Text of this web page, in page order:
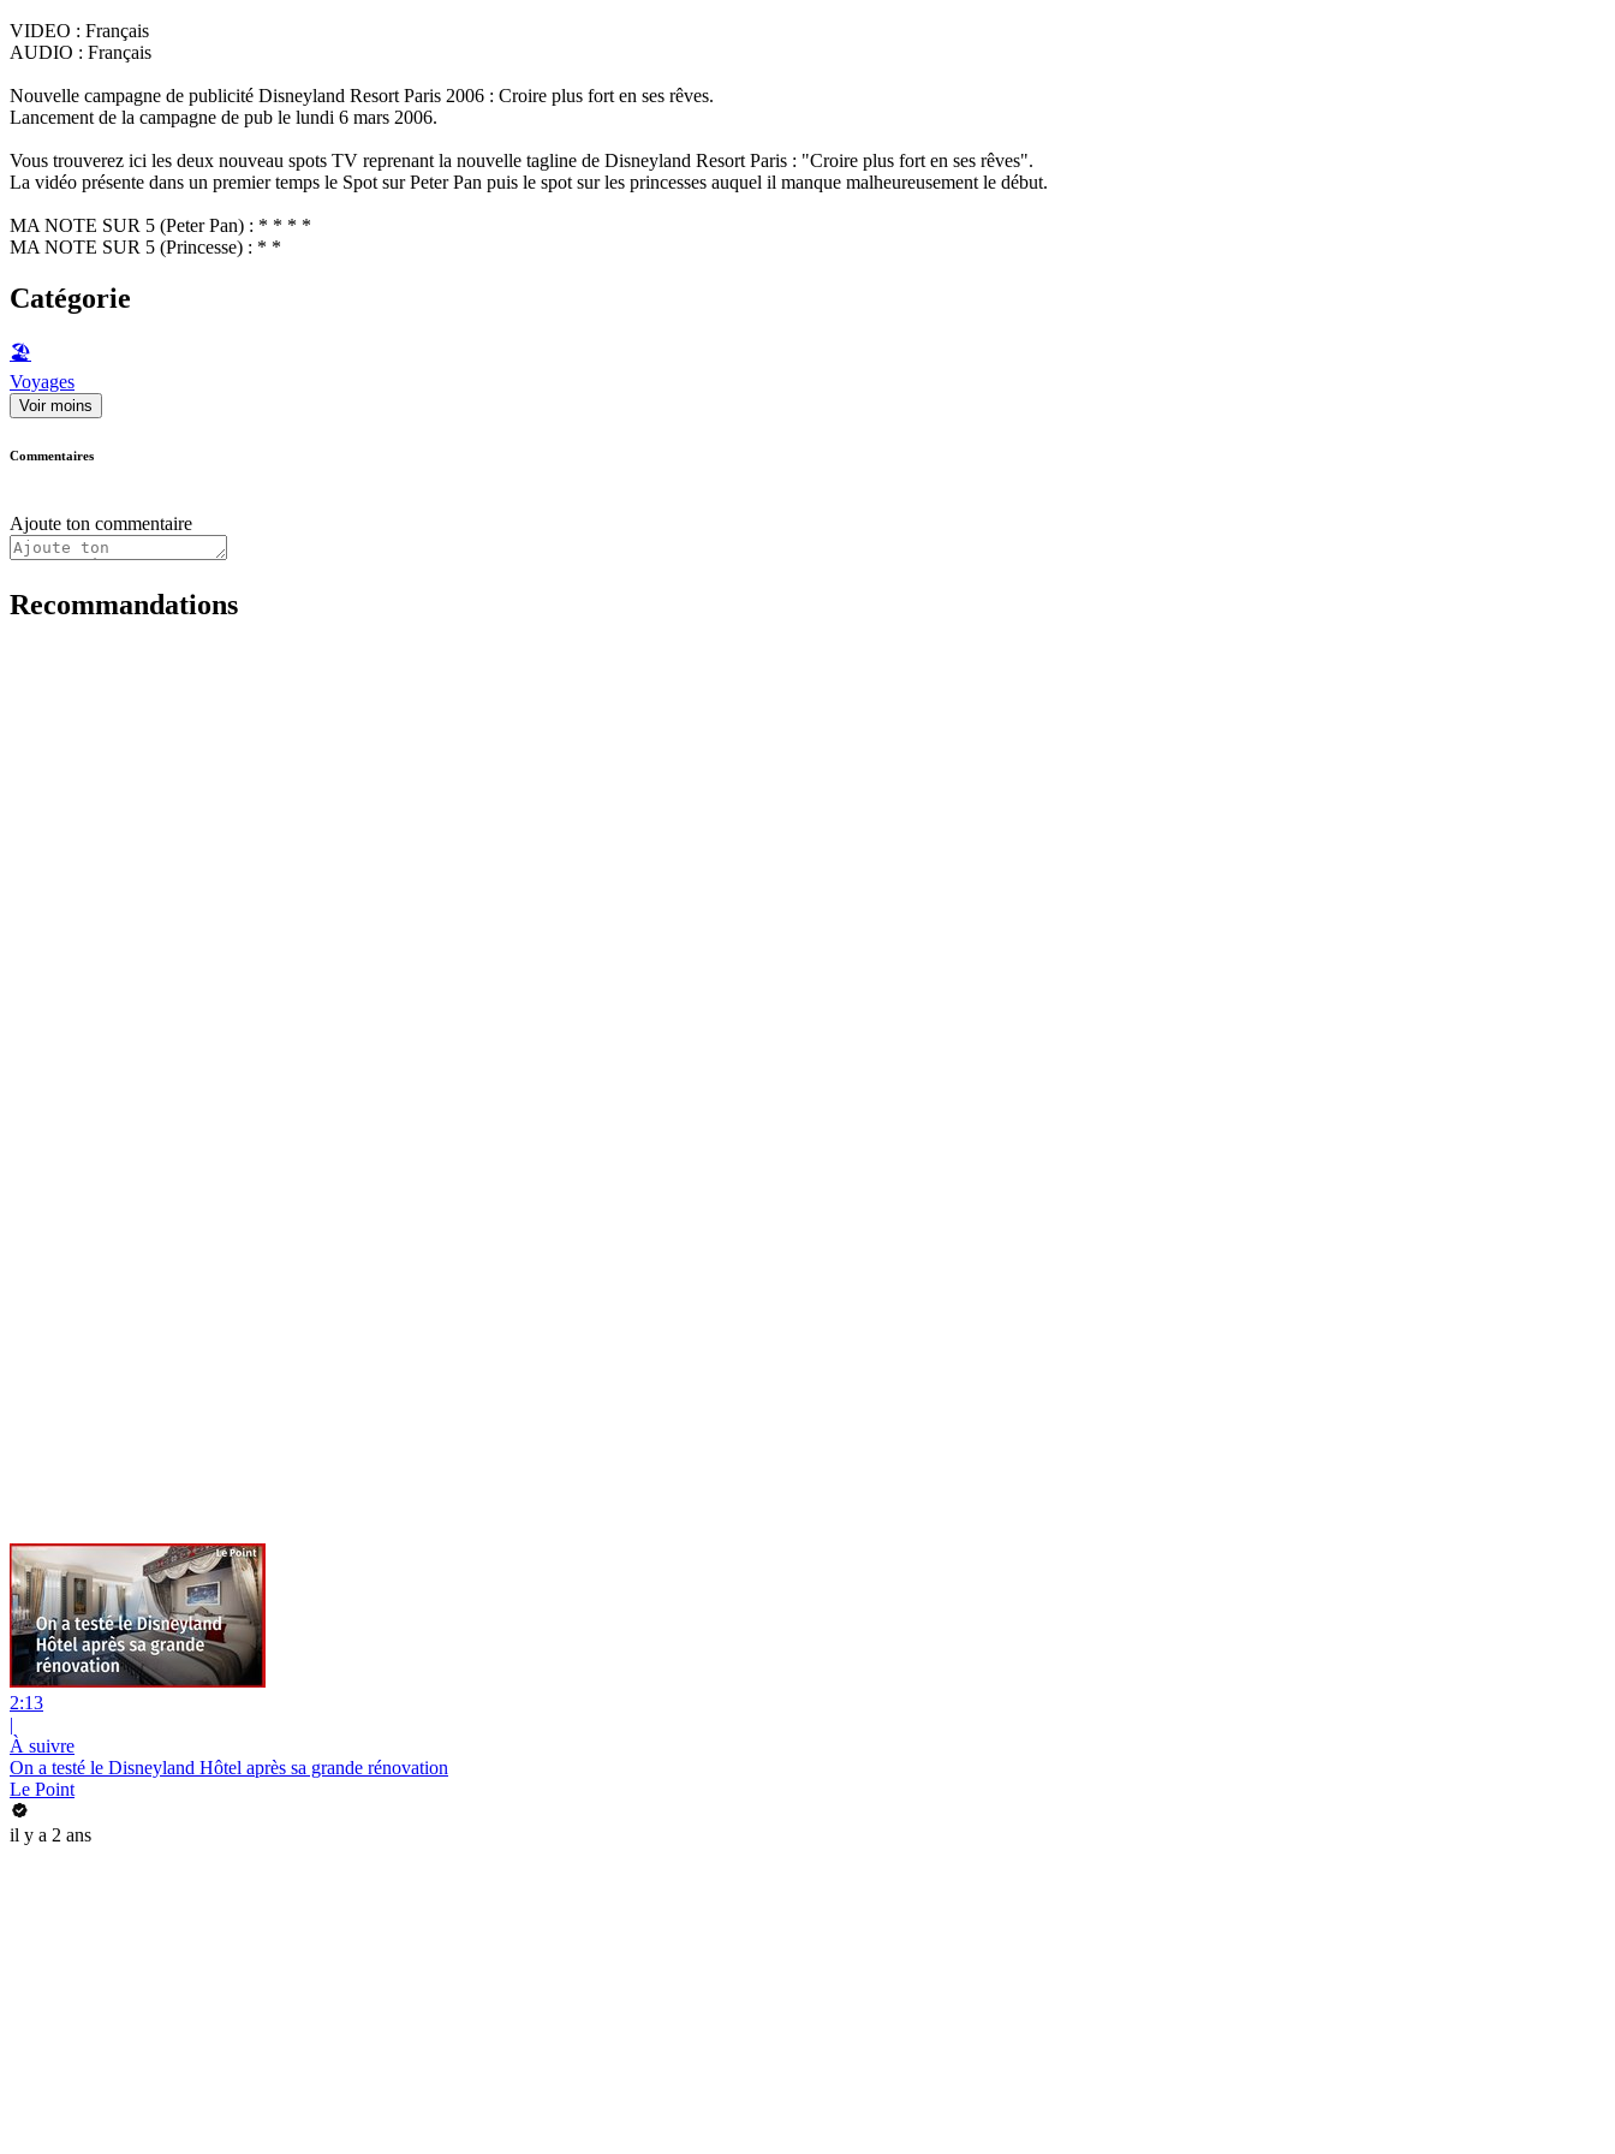
VIDEO : Français
AUDIO : Français
Nouvelle campagne de publicité Disneyland Resort Paris 2006 : Croire plus fort en ses rêves.
Lancement de la campagne de pub le lundi 6 mars 2006.
Vous trouverez ici les deux nouveau spots TV reprenant la nouvelle tagline de Disneyland Resort Paris : "Croire plus fort en ses rêves".
La vidéo présente dans un premier temps le Spot sur Peter Pan puis le spot sur les princesses auquel il manque malheureusement le début.
MA NOTE SUR 5 (Peter Pan) : * * * *
MA NOTE SUR 5 (Princesse) : * *
Catégorie
🏖
Voyages
Voir moins
Commentaires
Ajoute ton commentaire
Recommandations
2:13
|
À suivre
On a testé le Disneyland Hôtel après sa grande rénovation
Le Point
il y a 2 ans